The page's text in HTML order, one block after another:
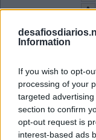
Information
If you wish to opt-
processing of your
targeted
section to confirm
opt-out request is
interest-based ads
A
B
Cumprimento:
O
I